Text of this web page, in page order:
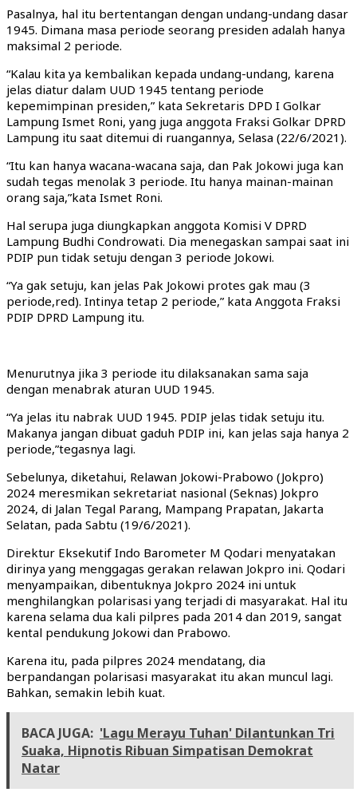
Pasalnya, hal itu bertentangan dengan undang-undang dasar
1945. Dimana masa periode seorang presiden adalah hanya
maksimal 2 periode.
“Kalau kita ya kembalikan kepada undang-undang, karena
jelas diatur dalam UUD 1945 tentang periode
kepemimpinan presiden,” kata Sekretaris DPD I Golkar
Lampung Ismet Roni, yang juga anggota Fraksi Golkar DPRD
Lampung itu saat ditemui di ruangannya, Selasa (22/6/2021).
“Itu kan hanya wacana-wacana saja, dan Pak Jokowi juga kan
sudah tegas menolak 3 periode. Itu hanya mainan-mainan
orang saja,”kata Ismet Roni.
Hal serupa juga diungkapkan anggota Komisi V DPRD
Lampung Budhi Condrowati. Dia menegaskan sampai saat ini
PDIP pun tidak setuju dengan 3 periode Jokowi.
“Ya gak setuju, kan jelas Pak Jokowi protes gak mau (3
periode,red). Intinya tetap 2 periode,” kata Anggota Fraksi
PDIP DPRD Lampung itu.
Menurutnya jika 3 periode itu dilaksanakan sama saja
dengan menabrak aturan UUD 1945.
“Ya jelas itu nabrak UUD 1945. PDIP jelas tidak setuju itu.
Makanya jangan dibuat gaduh PDIP ini, kan jelas saja hanya 2
periode,”tegasnya lagi.
Sebelunya, diketahui, Relawan Jokowi-Prabowo (Jokpro)
2024 meresmikan sekretariat nasional (Seknas) Jokpro
2024, di Jalan Tegal Parang, Mampang Prapatan, Jakarta
Selatan, pada Sabtu (19/6/2021).
Direktur Eksekutif Indo Barometer M Qodari menyatakan
dirinya yang menggagas gerakan relawan Jokpro ini. Qodari
menyampaikan, dibentuknya Jokpro 2024 ini untuk
menghilangkan polarisasi yang terjadi di masyarakat. Hal itu
karena selama dua kali pilpres pada 2014 dan 2019, sangat
kental pendukung Jokowi dan Prabowo.
Karena itu, pada pilpres 2024 mendatang, dia
berpandangan polarisasi masyarakat itu akan muncul lagi.
Bahkan, semakin lebih kuat.
BACA JUGA: 'Lagu Merayu Tuhan' Dilantunkan Tri
Suaka, Hipnotis Ribuan Simpatisan Demokrat
Natar